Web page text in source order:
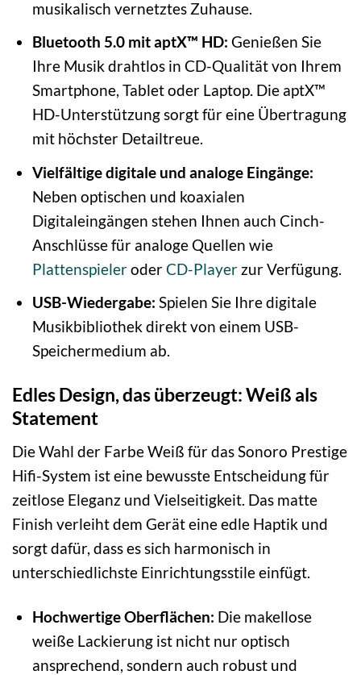
musikalisch vernetztes Zuhause.
Bluetooth 5.0 mit aptX™ HD: Genießen Sie
Ihre Musik drahtlos in CD-Qualität von Ihrem
Smartphone, Tablet oder Laptop. Die aptX™
HD-Unterstützung sorgt für eine Übertragung
mit höchster Detailtreue.
Vielfältige digitale und analoge Eingänge:
Neben optischen und koaxialen
Digitaleingängen stehen Ihnen auch Cinch-
Anschlüsse für analoge Quellen wie
PlattenspieleroderCD-Playerzur Verfügung.
USB-Wiedergabe: Spielen Sie Ihre digitale
Musikbibliothek direkt von einem USB-
Speichermedium ab.
Edles Design, das überzeugt: Weiß als
Statement
Die Wahl der Farbe Weiß für das Sonoro Prestige
Hifi-System ist eine bewusste Entscheidung für
zeitlose Eleganz und Vielseitigkeit. Das matte
Finish verleiht dem Gerät eine edle Haptik und
sorgt dafür, dass es sich harmonisch in
unterschiedlichste Einrichtungsstile einfügt.
Hochwertige Oberflächen: Die makellose
weiße Lackierung ist nicht nur optisch
ansprechend, sondern auch robust und